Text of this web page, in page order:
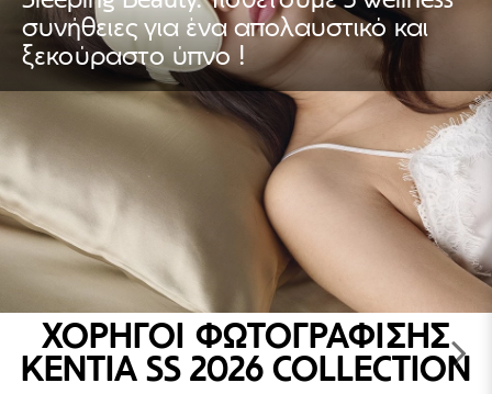
συνήθειες για ένα απολαυστικό και
ξεκούραστο ύπνο !
ΧΟΡΗΓΟΙ ΦΩΤΟΓΡΑΦΙΣΗΣ
KENTIA SS 2026 COLLECTION